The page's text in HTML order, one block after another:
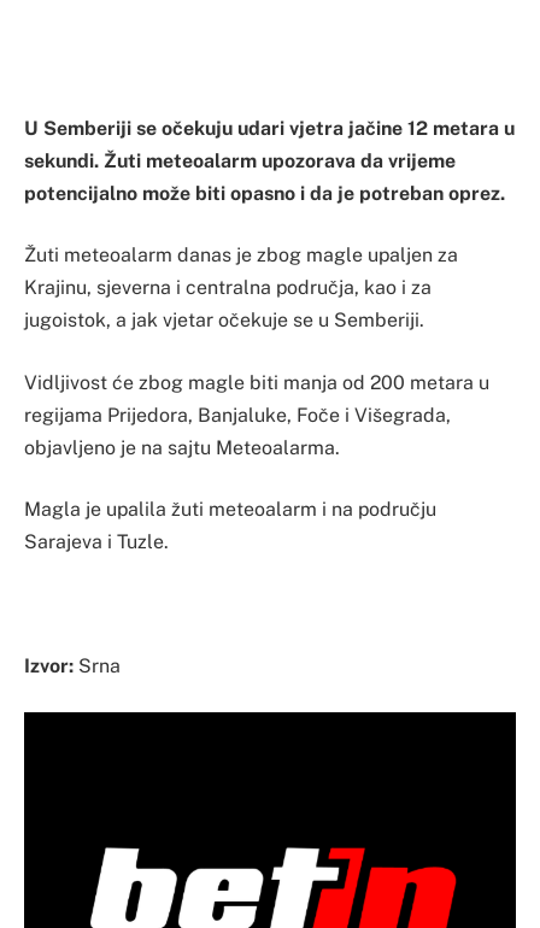
U Semberiji se očekuju udari vjetra jačine 12 metara u
sekundi. Žuti meteoalarm upozorava da vrijeme
potencijalno može biti opasno i da je potreban oprez.
Žuti meteoalarm danas je zbog magle upaljen za
Krajinu, sjeverna i centralna područja, kao i za
jugoistok, a jak vjetar očekuje se u Semberiji.
Vidljivost će zbog magle biti manja od 200 metara u
regijama Prijedora, Banjaluke, Foče i Višegrada,
objavljeno je na sajtu Meteoalarma.
Magla je upalila žuti meteoalarm i na području
Sarajeva i Tuzle.
Izvor: Srna